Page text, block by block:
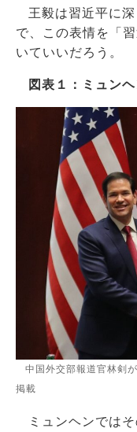
王毅は習近平に
で、この表情を「
いていいだろう。
図表１：ミュン
中国外交部報道官林剣
掲載
ミュンヘンでは